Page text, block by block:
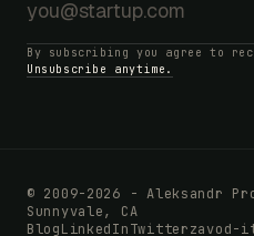
By subscribing you agree to
Unsubscribe anytime.
© 2009-2026 - Aleksandr
Sunnyvale, CA
BlogLinkedInTwitterzavod-